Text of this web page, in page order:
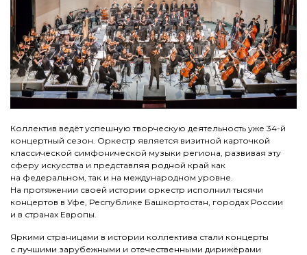
Коллектив ведёт успешную творческую деятельность уже 34-й
концертный сезон. Оркестр является визитной карточкой
классической симфонической музыки региона, развивая эту
сферу искусства и представляя родной край как
на федеральном, так и на международном уровне.
На протяжении своей истории оркестр исполнил тысячи
концертов в Уфе, Республике Башкортостан, городах России
и в странах Европы.
Яркими страницами в истории коллектива стали концерты
с лучшими зарубежными и отечественными дирижёрами